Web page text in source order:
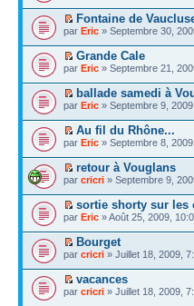
Fontaine de
par Eric » Septembre 30,
Grande Cale
par Eric » Septembre 21,
ballade samedi à
par Eric » Septembre 9,
Au fil du Rhône...
par Eric » Septembre 8,
retour à Vouglans
par cricri » Septembre 9,
sortie shorty sur les
par Eric » Août 25, 2009,
Bourget
par cricri » Juillet 18, 2009,
vacances
par cricri » Juillet 18, 2009,